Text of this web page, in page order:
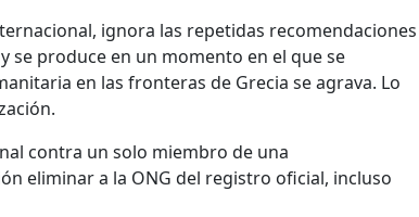
ignora las repetidas recomendaciones
se produce en un momento en el que se
en las fronteras de Grecia se agrava. Lo
contra un solo miembro de una
eliminar a la ONG del registro oficial, incluso